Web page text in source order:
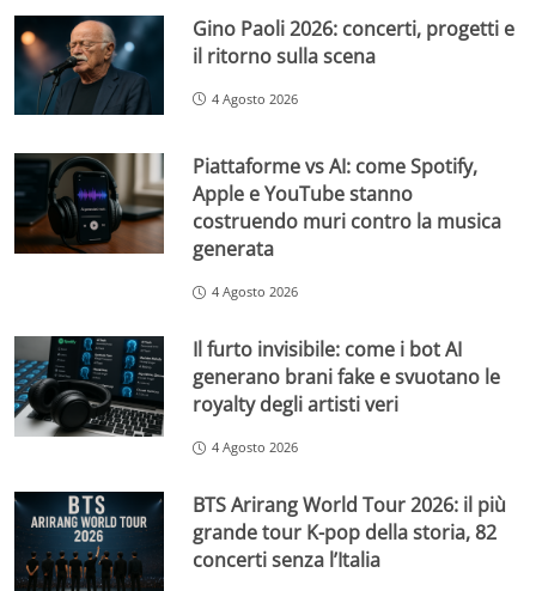
Gino Paoli 2026: concerti, progetti e
il ritorno sulla scena
4 Agosto 2026
Piattaforme vs AI: come Spotify,
Apple e YouTube stanno
costruendo muri contro la musica
generata
4 Agosto 2026
Il furto invisibile: come i bot AI
generano brani fake e svuotano le
royalty degli artisti veri
4 Agosto 2026
BTS Arirang World Tour 2026: il più
grande tour K-pop della storia, 82
concerti senza l’Italia